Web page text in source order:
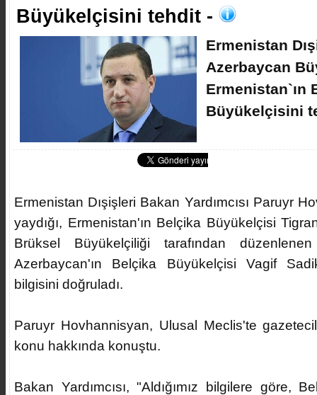
Büyükelçisini tehdit -
​Ermenistan
Azerbaycan
Ermenistan`ın
Büyükelçisini
Ermenistan Dışişleri Bakan Yardımcısı Paruyr
yaydığı, Ermenistan'ın Belçika Büyükelçisi
Brüksel Büyükelçiliği tarafından
Azerbaycan'ın Belçika Büyükelçisi Vagif
bilgisini doğruladı.
Paruyr Hovhannisyan, Ulusal Meclis'te
konu hakkında konuştu.
Bakan Yardımcısı, "Aldığımız bilgilere göre,